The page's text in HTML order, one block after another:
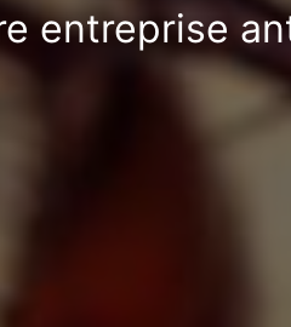
entreprise